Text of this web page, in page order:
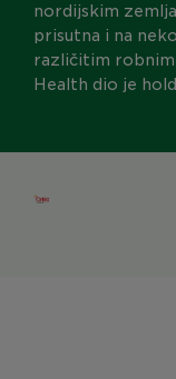
nordijskim
prisutna i na
različitim robnim
Health dio je